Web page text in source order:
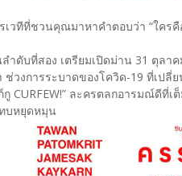
รเวทีที่ชวนคุณมาหาคำตอบว่า “ใค
ำดับที่สอง เตรียมเปิดม่าน 31 ตุล
ช่วงการระบาดของโควิด-19 ที่เ
กู CURFEW!” ละครตลกอารมณ์ดี
บหยุดหมุน